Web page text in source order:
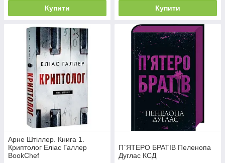
Купити Купити
Арне Штіллер. Книга 1.
Криптолог Еліас Галлер
BookChef
П`ЯТЕРО БРАТІВ Пеленопа
Дуглас КСД